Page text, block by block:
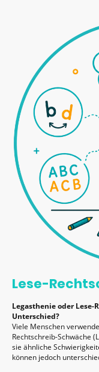
Lese-
Legasthenie oder Lese-
Unterschied?
Viele Menschen
Rechtschreib-Schwäche
sie ähnliche
können jedoch